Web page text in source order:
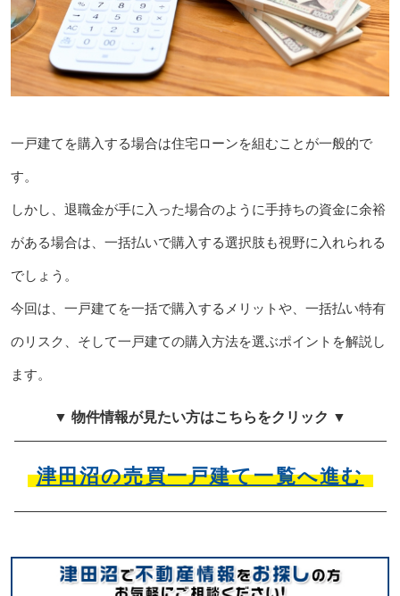
一戸建てを購入する場合は住宅ローンを組むことが一般的で
す。
しかし、退職金が手に入った場合のように手持ちの資金に余裕
がある場合は、一括払いで購入する選択肢も視野に入れられる
でしょう。
今回は、一戸建てを一括で購入するメリットや、一括払い特有
のリスク、そして一戸建ての購入方法を選ぶポイントを解説し
ます。
▼ 物件情報が見たい方はこちらをクリック ▼
津田沼の売買一戸建て一覧へ進む